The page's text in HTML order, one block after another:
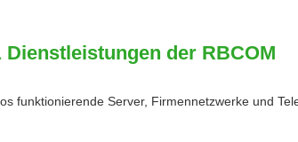
Dienstleistungen der RBCOM
funktionierende Server, Firmennetzwerke und